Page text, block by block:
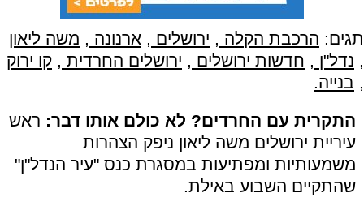
תגים: הרכבת הקלה , ירושלים , ארנונה , משה ליאון
, נדל"ן , חדשות ירושלים , ירושלים החרדית , קו ירוק
, בנייה.
התקרית עם החרדים? לא כולם אותו דבר: ראש
עיריית ירושלים משה ליאון ניפק הצהרות
משמעותיות ומפתיעות במסגרת כנס "עיר הנדל"ן"
שהתקיים השבוע באילת.